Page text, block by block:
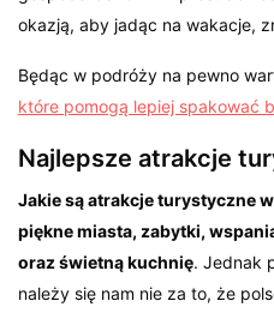
okazją, aby jadąc na wakacje,
Będąc w podróży na pewno
które pomogą lepiej spakować
Najlepsze atrakcje
Jakie są atrakcje turystyczne
piękne miasta, zabytki,
oraz świetną kuchnię. Jednak
należy się nam nie za to, że